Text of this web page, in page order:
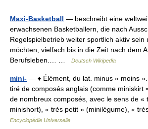
Maxi-Basketball — beschreibt eine
erwachsenen Basketballern, die nach
Regelspielbetrieb weiter sportlich aktiv sein
möchten, vielfach bis in die Zeit nach dem
Berufsleben.… …
Deutsch Wikipedia
mini- — ♦ Élément, du lat. minus « moins
tiré de composés anglais (comme miniskirt
de nombreux composés, avec le sens de «
minishort), « très petit » (minilégume), «
Encyclopédie Universelle